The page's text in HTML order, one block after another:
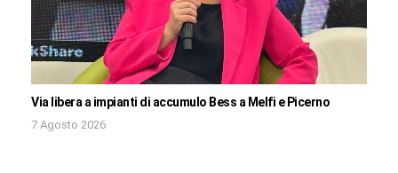
Via libera a impianti di accumulo Bess a Melfi e Picerno
7 Agosto 2026